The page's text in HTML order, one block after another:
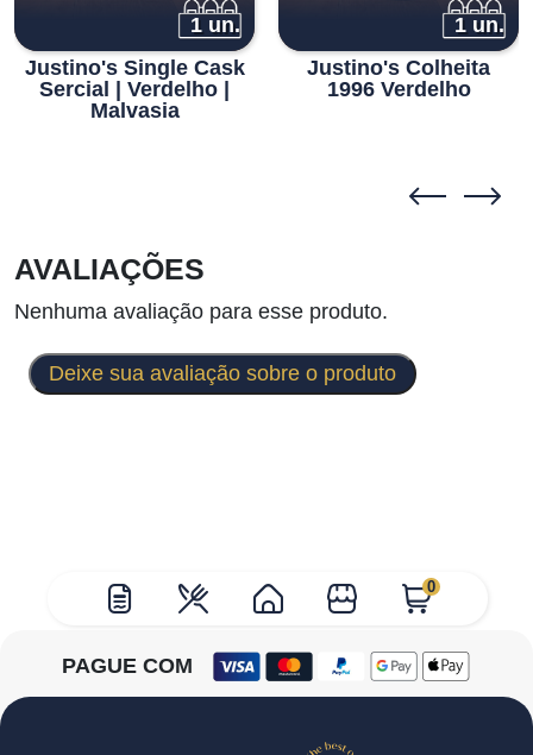
0
1 un.
Justino's Single Cask
Sercial | Verdelho |
Malvasia
1 un.
Justino's Colheita
1996 Verdelho
AVALIAÇÕES
Nenhuma avaliação para esse produto.
Deixe sua avaliação sobre o produto
PAGUE COM